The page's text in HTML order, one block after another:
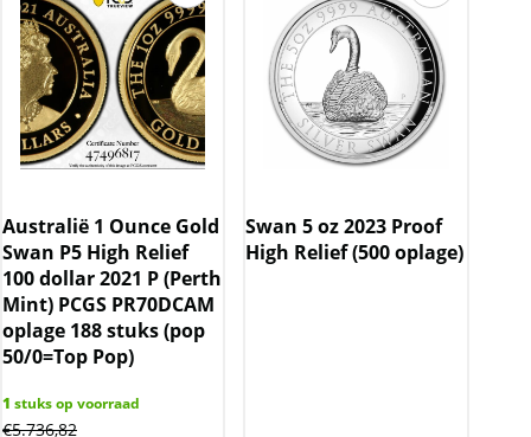
Australië 1 Ounce Gold
Swan P5 High Relief
100 dollar 2021 P (Perth
Mint) PCGS PR70DCAM
oplage 188 stuks (pop
50/0=Top Pop)
1 stuks op voorraad
€5.736,82
Swan 5 oz 2023 Proof
High Relief (500 oplage)